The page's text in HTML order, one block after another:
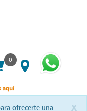
0
x
ofrecerte una